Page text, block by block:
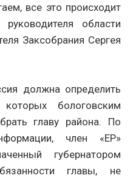
все это происходит
области
Заксобрания Сергея
должна определить
бологовским
главу района. По
член «ЕР»
губернатором
главы, не